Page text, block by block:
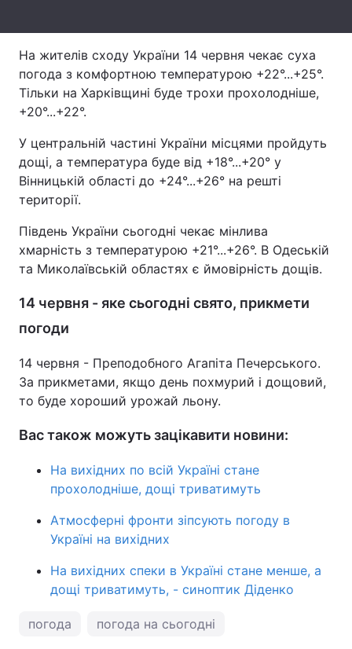
Тема оформлення
На жителів сходу України 14 червня чекає суха
погода з комфортною температурою +22°...+25°.
Тільки на Харківщині буде трохи прохолодніше,
+20°...+22°.
У центральній частині України місцями пройдуть
дощі, а температура буде від +18°...+20° у
Вінницькій області до +24°...+26° на решті
території.
Південь України сьогодні чекає мінлива
хмарність з температурою +21°...+26°. В Одеській
та Миколаївській областях є ймовірність дощів.
14 червня - яке сьогодні свято, прикмети
погоди
14 червня - Преподобного Агапіта Печерського.
За прикметами, якщо день похмурий і дощовий,
то буде хороший урожай льону.
Вас також можуть зацікавити новини:
На вихідних по всій Україні стане
прохолодніше, дощі триватимуть
Атмосферні фронти зіпсують погоду в
Україні на вихідних
На вихідних спеки в Україні стане менше, а
дощі триватимуть, - синоптик Діденко
погода погода на сьогодні